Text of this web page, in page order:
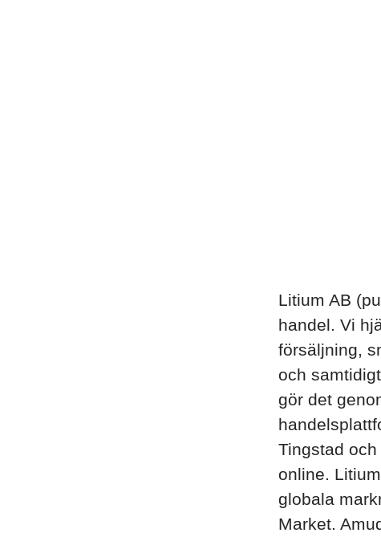
Litium AB
handel. Vi
försäljning,
och
gör det
Tingstad
online.
globala
Market.